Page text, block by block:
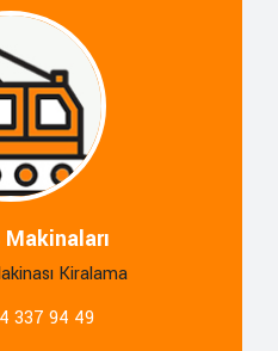
Kiralama
337 94 49